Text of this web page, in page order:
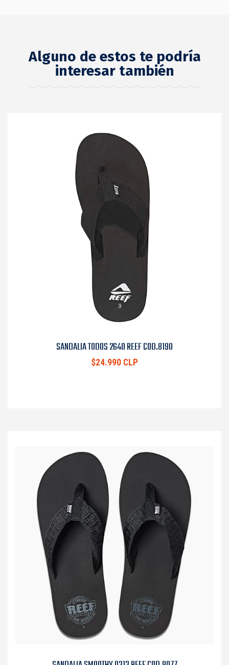
Alguno de estos te podría
interesar también
SANDALIA TODOS 2640 REEF COD.8190
$24.990 CLP